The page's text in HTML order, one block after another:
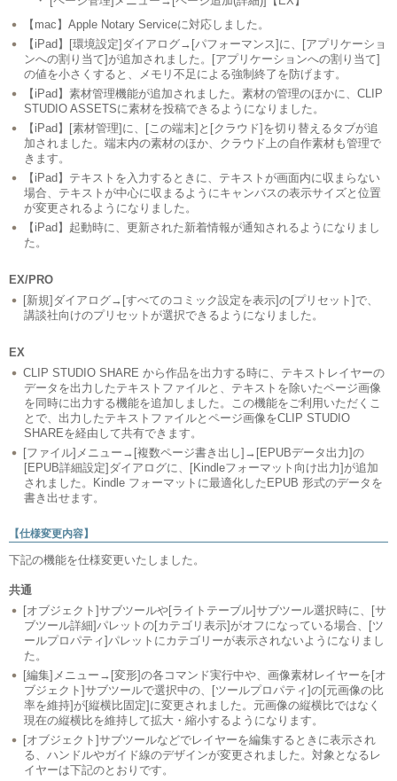
【mac】Apple Notary Serviceに対応しました。
【iPad】[環境設定]ダイアログ→[パフォーマンス]に、[アプリケーショ
ンへの割り当て]が追加されました。[アプリケーションへの割り当て]
の値を小さくすると、メモリ不足による強制終了を防げます。
【iPad】素材管理機能が追加されました。素材の管理のほかに、CLIP
STUDIO ASSETSに素材を投稿できるようになりました。
【iPad】[素材管理]に、[この端末]と[クラウド]を切り替えるタブが追
加されました。端末内の素材のほか、クラウド上の自作素材も管理で
きます。
【iPad】テキストを入力するときに、テキストが画面内に収まらない
場合、テキストが中心に収まるようにキャンバスの表示サイズと位置
が変更されるようになりました。
【iPad】起動時に、更新された新着情報が通知されるようになりまし
た。
EX/PRO
[新規]ダイアログ→[すべてのコミック設定を表示]の[プリセット]で、
講談社向けのプリセットが選択できるようになりました。
EX
CLIP STUDIO SHARE から作品を出力する時に、テキストレイヤーの
データを出力したテキストファイルと、テキストを除いたページ画像
を同時に出力する機能を追加しました。この機能をご利用いただくこ
とで、出力したテキストファイルとページ画像をCLIP STUDIO
SHAREを経由して共有できます。
[ファイル]メニュー→[複数ページ書き出し]→[EPUBデータ出力]の
[EPUB詳細設定]ダイアログに、[Kindleフォーマット向け出力]が追加
されました。Kindle フォーマットに最適化したEPUB 形式のデータを
書き出せます。
【仕様変更内容】
下記の機能を仕様変更いたしました。
共通
[オブジェクト]サブツールや[ライトテーブル]サブツール選択時に、[サ
ブツール詳細]パレットの[カテゴリ表示]がオフになっている場合、[ツ
ールプロパティ]パレットにカテゴリーが表示されないようになりまし
た。
[編集]メニュー→[変形]の各コマンド実行中や、画像素材レイヤーを[オ
ブジェクト]サブツールで選択中の、[ツールプロパティ]の[元画像の比
率を維持]が[縦横比固定]に変更されました。元画像の縦横比ではなく
現在の縦横比を維持して拡大・縮小するようになります。
[オブジェクト]サブツールなどでレイヤーを編集するときに表示され
る、ハンドルやガイド線のデザインが変更されました。対象となるレ
イヤーは下記のとおりです。